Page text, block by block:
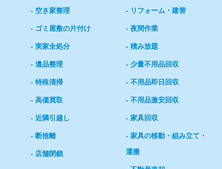
空き家整理
ゴミ屋敷の片付け
実家全処分
遺品整理
特殊清掃
高価買取
近隣引越し
断捨離
店舗閉鎖
リフォーム・建替
夜間作業
積み放題
少量不用品回収
不用品即日回収
不用品激安回収
家具回収
家具の移動・組み立て・
運搬